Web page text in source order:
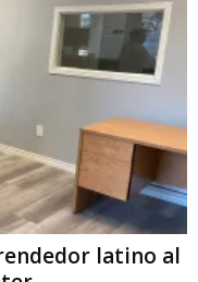
latino al